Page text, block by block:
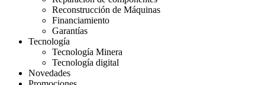
Reconstrucción de Máquinas
Financiamiento
Garantías
Tecnología
Tecnología Minera
Tecnología digital
Novedades